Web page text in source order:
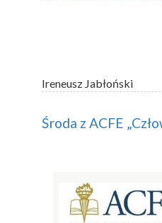
Ireneusz Jabłoński
Środa z ACFE